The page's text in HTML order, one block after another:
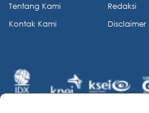
Tentang Kami
Kontak Kami
Redaksi
Disclaimer